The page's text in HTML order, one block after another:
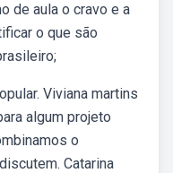
de aula o cravo e a
o que são
Viviana martins
algum projeto
o
Catarina